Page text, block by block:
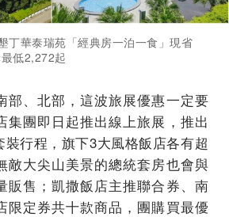
丁華泰瑞苑「經典房一泊一食」現省
低2,272起
部、北部，這波旅展優惠一定要
集團即日起推出線上旅展，推出
行程，旗下3大風格飯店各有超
敵大尖山美景的總統套房也會與
販售；凱撒飯店主推聯合券、南
限定券共十款商品，團購買最優